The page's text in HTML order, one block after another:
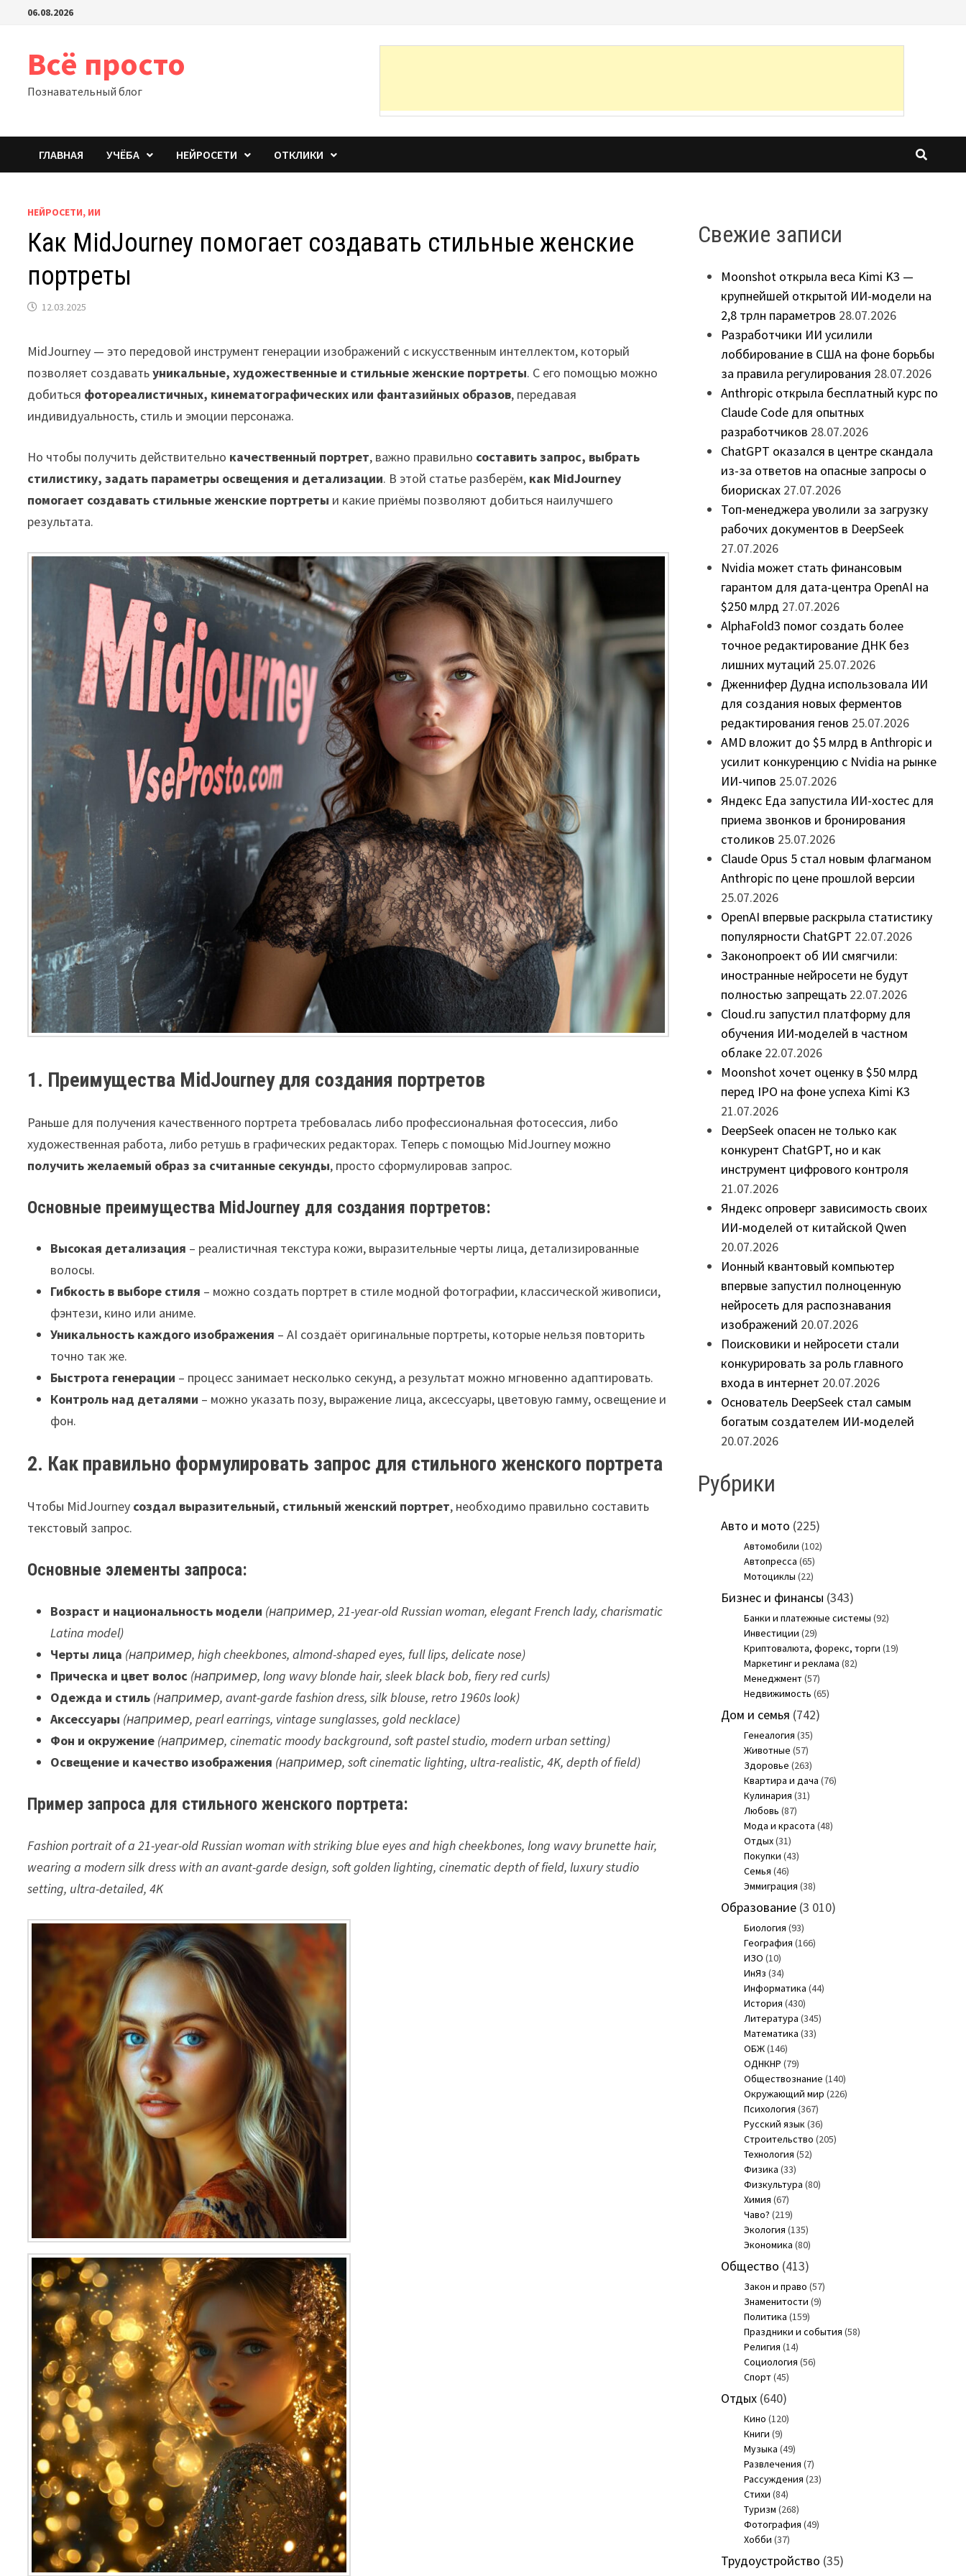
Перейти06.08.2026
Всё просто
Познавательный блог
ГЛАВНАЯ УЧЁБА НЕЙРОСЕТИ ОТКЛИКИ
НЕЙРОСЕТИ, ИИ
Как MidJourney помогает создавать стильные женские
портреты
12.03.2025
MidJourney — это передовой инструмент генерации изображений с искусственным интеллектом, который
позволяет создаватьуникальные, художественные и стильные женские портреты. С его помощью можно
добиться фотореалистичных, кинематографических или фантазийных образов, передавая
индивидуальность, стиль и эмоции персонажа.
Но чтобы получить действительно качественный портрет, важно правильно составить запрос, выбрать
стилистику, задать параметры освещения и детализации. В этой статье разберём, как MidJourney
помогает создавать стильные женские портреты и какие приёмы позволяют добиться наилучшего
результата.
1. Преимущества MidJourney для создания портретов
Раньше для получения качественного портрета требовалась либо профессиональная фотосессия, либо
художественная работа, либо ретушь в графических редакторах. Теперь с помощью MidJourney можно
получить желаемый образ за считанные секунды, просто сформулировав запрос.
Основные преимущества MidJourney для создания портретов:
Высокая детализация – реалистичная текстура кожи, выразительные черты лица, детализированные
волосы.
Гибкость в выборе стиля – можно создать портрет в стиле модной фотографии, классической живописи,
фэнтези, кино или аниме.
Уникальность каждого изображения – AI создаёт оригинальные портреты, которые нельзя повторить
точно так же.
Быстрота генерации – процесс занимает несколько секунд, а результат можно мгновенно адаптировать.
Контроль над деталями – можно указать позу, выражение лица, аксессуары, цветовую гамму, освещение и
фон.
2. Как правильно формулировать запрос для стильного женского портрета
Чтобы MidJourney создал выразительный, стильный женский портрет, необходимо правильно составить
текстовый запрос.
Основные элементы запроса:
Возраст и национальность модели (например, 21-year-old Russian woman, elegant French lady, charismatic
Latina model)
Черты лица (например, high cheekbones, almond-shaped eyes, full lips, delicate nose)
Прическа и цвет волос (например, long wavy blonde hair, sleek black bob, fiery red curls)
Одежда и стиль (например, avant-garde fashion dress, silk blouse, retro 1960s look)
Аксессуары (например, pearl earrings, vintage sunglasses, gold necklace)
Фон и окружение (например, cinematic moody background, soft pastel studio, modern urban setting)
Освещение и качество изображения (например, soft cinematic lighting, ultra-realistic, 4K, depth of field)
Пример запроса для стильного женского портрета:
Fashion portrait of a 21-year-old Russian woman with striking blue eyes and high cheekbones, long wavy brunette hair,
wearing a modern silk dress with an avant-garde design, soft golden lighting, cinematic depth of field, luxury studio
setting, ultra-detailed, 4K
Свежие записи
Moonshot открыла веса Kimi K3 —
крупнейшей открытой ИИ-модели на
2,8 трлн параметров 28.07.2026
Разработчики ИИ усилили
лоббирование в США на фоне борьбы
за правила регулирования 28.07.2026
Anthropic открыла бесплатный курс по
Claude Code для опытных
разработчиков 28.07.2026
ChatGPT оказался в центре скандала
из-за ответов на опасные запросы о
биорисках 27.07.2026
Топ-менеджера уволили за загрузку
рабочих документов в DeepSeek
27.07.2026
Nvidia может стать финансовым
гарантом для дата-центра OpenAI на
$250 млрд 27.07.2026
AlphaFold3 помог создать более
точное редактирование ДНК без
лишних мутаций 25.07.2026
Дженнифер Дудна использовала ИИ
для создания новых ферментов
редактирования генов 25.07.2026
AMD вложит до $5 млрд в Anthropic и
усилит конкуренцию с Nvidia на рынке
ИИ-чипов 25.07.2026
Яндекс Еда запустила ИИ-хостес для
приема звонков и бронирования
столиков 25.07.2026
Claude Opus 5 стал новым флагманом
Anthropic по цене прошлой версии
25.07.2026
OpenAI впервые раскрыла статистику
популярности ChatGPT 22.07.2026
Законопроект об ИИ смягчили:
иностранные нейросети не будут
полностью запрещать 22.07.2026
Cloud.ru запустил платформу для
обучения ИИ-моделей в частном
облаке 22.07.2026
Moonshot хочет оценку в $50 млрд
перед IPO на фоне успеха Kimi K3
21.07.2026
DeepSeek опасен не только как
конкурент ChatGPT, но и как
инструмент цифрового контроля
21.07.2026
Яндекс опроверг зависимость своих
ИИ-моделей от китайской Qwen
20.07.2026
Ионный квантовый компьютер
впервые запустил полноценную
нейросеть для распознавания
изображений 20.07.2026
Поисковики и нейросети стали
конкурировать за роль главного
входа в интернет 20.07.2026
Основатель DeepSeek стал самым
богатым создателем ИИ-моделей
20.07.2026
Рубрики
Авто и мото (225)
Автомобили (102)
Автопресса (65)
Мотоциклы (22)
Бизнес и финансы (343)
Банки и платежные системы (92)
Инвестиции (29)
Криптовалюта, форекс, торги (19)
Маркетинг и реклама (82)
Менеджмент(57)
Недвижимость (65)
Дом и семья (742)
Генеалогия (35)
Животные (57)
Здоровье (263)
Квартира и дача (76)
Кулинария (31)
Любовь (87)
Мода и красота (48)
Отдых(31)
Покупки (43)
Семья (46)
Эммиграция (38)
Образование(3 010)
Биология (93)
География (166)
ИЗО (10)
ИнЯз (34)
Информатика (44)
История (430)
Литература (345)
Математика (33)
ОБЖ(146)
ОДНКНР (79)
Обществознание (140)
Окружающий мир (226)
Психология (367)
Русский язык(36)
Строительство (205)
Технология (52)
Физика (33)
Физкультура (80)
Химия (67)
Чаво? (219)
Экология (135)
Экономика (80)
Общество (413)
Закон и право (57)
Знаменитости (9)
Политика (159)
Праздники и события (58)
Религия (14)
Социология (56)
Спорт(45)
Отдых(640)
Кино (120)
Книги (9)
Музыка (49)
Развлечения (7)
Рассуждения (23)
Стихи (84)
Туризм (268)
Фотография (49)
Хобби (37)
Трудоустройство (35)